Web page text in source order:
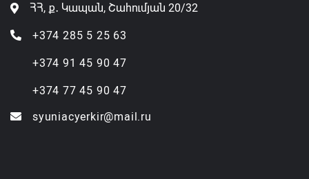
ՀՀ, ք․ Կապան, Շահումյան 20/32
+374 285 5 25 63
+374 91 45 90 47
+374 77 45 90 47
syuniacyerkir@mail.ru